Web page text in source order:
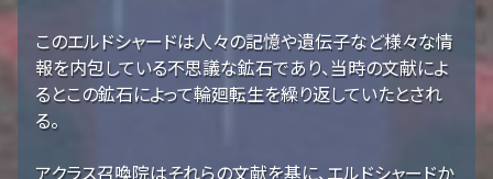
このエルドシャードは人々の記憶や遺伝子など様々な情
報を内包している不思議な鉱石であり、当時の文献によ
るとこの鉱石によって輪廻転生を繰り返していたとされ
る。
アクラス召喚院はそれらの文献を基に、エルドシャードか